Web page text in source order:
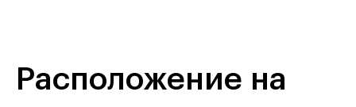
Расположение на